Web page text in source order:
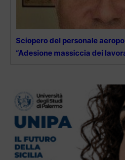
Sciopero del personale
“Adesione massiccia dei